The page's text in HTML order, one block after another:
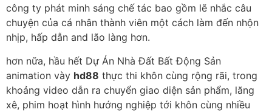
công ty phát minh sáng chế tác bao gồm lẽ nhắc câu
chuyện của cá nhân thành viên một cách làm đến nhộn
nhịp, hấp dẫn and lão làng hơn.
hơn nữa, hầu hết Dự Án Nhà Đất Bất Động Sản
animation vày hd88 thực thi khôn cùng rộng rãi, trong
khoảng video dẫn ra chuyển giao diện sản phẩm, lăng
xê, phim hoạt hình hướng nghiệp tới khôn cùng nhiều